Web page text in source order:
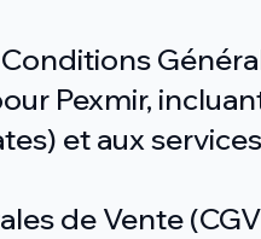
Pexmir,
et aux
de Vente